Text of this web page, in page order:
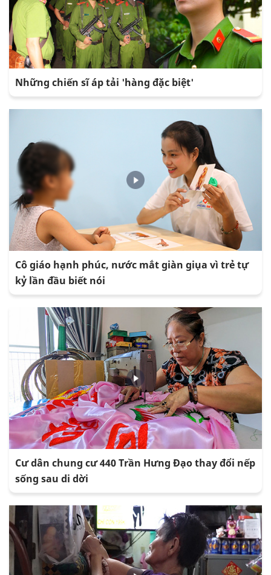
Những chiến sĩ áp tải 'hàng đặc biệt'
Cô giáo hạnh phúc, nước mắt giàn giụa vì trẻ tự
kỷ lần đầu biết nói
Cư dân chung cư 440 Trần Hưng Đạo thay đổi nếp
sống sau di dời